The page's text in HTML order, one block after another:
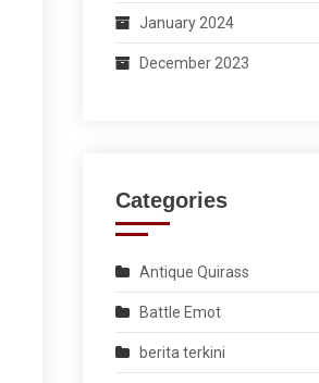
January 2024
December 2023
Categories
Antique Quirass
Battle Emot
berita terkini